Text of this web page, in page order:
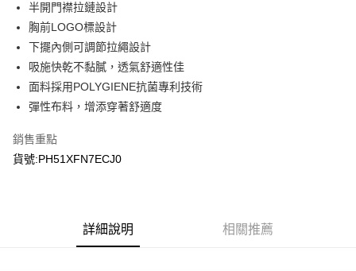
運送方式
每筆NT$90，滿NT$899(含以上)免運費
宅配(離島)
半開門襟拉鏈設計
胸前LOGO標設計
下擺內側可調節拉繩設計
吸施快乾不黏膩，透氣舒適性佳
面料採用POLYGIENE抗菌專利技術
彈性布料，增添穿著舒適度
銷售重點
貨號:PH51XFN7ECJ0
詳細說明 相關推薦